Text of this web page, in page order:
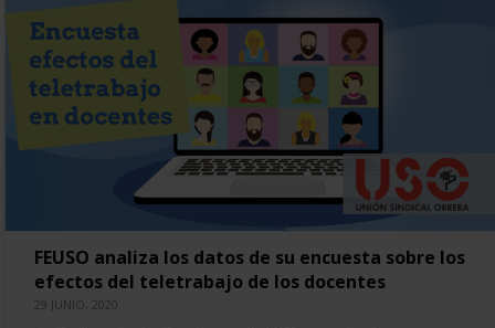
FEUSO analiza los datos de su encuesta sobre los
efectos del teletrabajo de los docentes
29 JUNIO, 2020